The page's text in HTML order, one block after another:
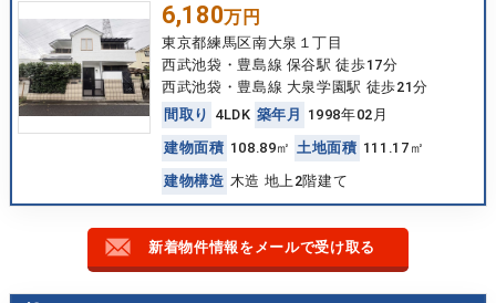
6,180万円
東京都練馬区南大泉１丁目
西武池袋・豊島線 保谷駅 徒歩17分
西武池袋・豊島線 大泉学園駅 徒歩21分
間 取 り 4LDK 築年 月
1998年02月
建物面積 108.89㎡ 土地面積 111.17㎡
建物構造 木造 地上2階建て
新着物件情報をメールで受け取る